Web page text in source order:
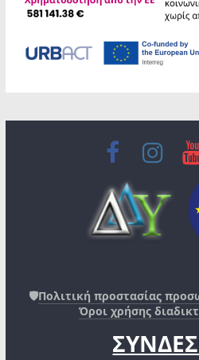
🛡️Πολιτική προστασίας
Όροι χρήσης